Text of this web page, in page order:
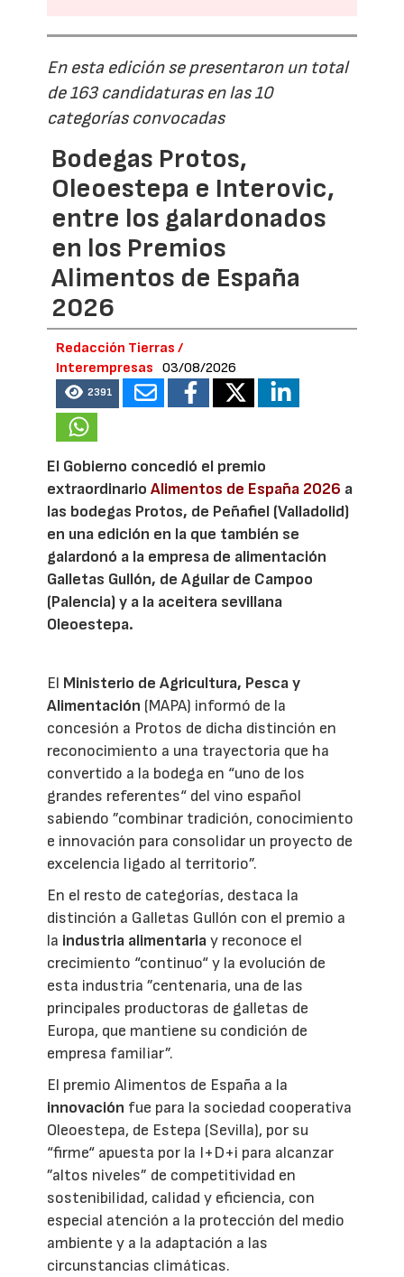
En esta edición se presentaron un total
de 163 candidaturas en las 10
categorías convocadas
Bodegas Protos,
Oleoestepa e Interovic,
entre los galardonados
en los Premios
Alimentos de España
2026
Redacción Tierras /
Interempresas
03/08/2026
2391
El Gobierno concedió el premio
extraordinarioAlimentos de España 2026 a
las bodegas Protos, de Peñafiel (Valladolid)
en una edición en la que también se
galardonó a la empresa de alimentación
Galletas Gullón, de Aguilar de Campoo
(Palencia) y a la aceitera sevillana
Oleoestepa.
El Ministerio de Agricultura, Pesca y
Alimentación (MAPA) informó de la
concesión a Protos de dicha distinción en
reconocimiento a una trayectoria que ha
convertido a la bodega en “uno de los
grandes referentes“ del vino español
sabiendo ”combinar tradición, conocimiento
e innovación para consolidar un proyecto de
excelencia ligado al territorio”.
En el resto de categorías, destaca la
distinción a Galletas Gullón con el premio a
la industria alimentariay reconoce el
crecimiento “continuo“ y la evolución de
esta industria ”centenaria, una de las
principales productoras de galletas de
Europa, que mantiene su condición de
empresa familiar”.
El premio Alimentos de España a la
innovación fue para la sociedad cooperativa
Oleoestepa, de Estepa (Sevilla), por su
“firme“ apuesta por la I+D+i para alcanzar
”altos niveles” de competitividad en
sostenibilidad, calidad y eficiencia, con
especial atención a la protección del medio
ambiente y a la adaptación a las
circunstancias climáticas.